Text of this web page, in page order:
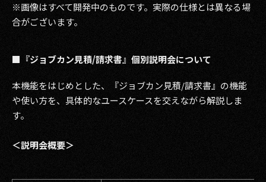
※画像はすべて開発中のものです。実際の仕様とは異なる場
合がございます。
■『ジョブカン見積/請求書』個別説明会について
本機能をはじめとした、『ジョブカン見積/請求書』の機能
や使い方を、具体的なユースケースを交えながら解説しま
す。
＜説明会概要＞